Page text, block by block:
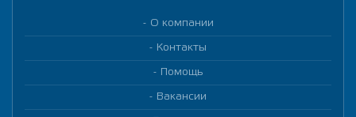
О компании
Контакты
Помощь
Вакансии